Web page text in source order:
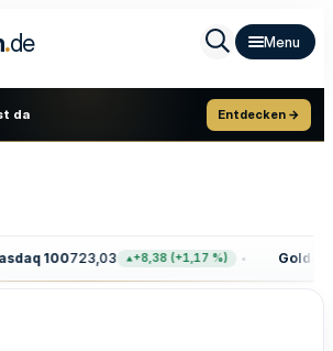
.de
da Entdecken →
100723,03 +8,38 (+1,17 %) Gold